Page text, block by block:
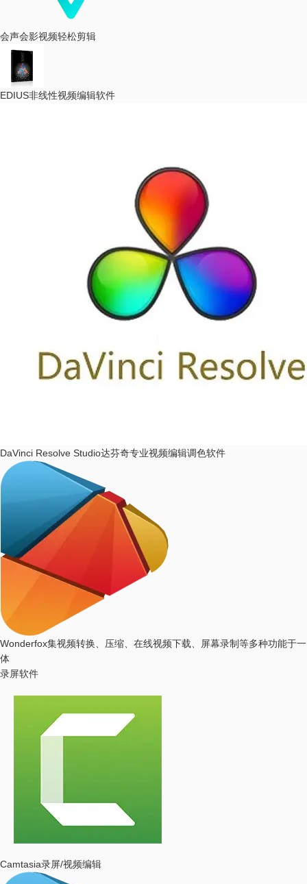
会声会影视频轻松剪辑
EDIUS非线性视频编辑软件
DaVinci Resolve Studio达芬奇专业视频编辑调色软件
Wonderfox集视频转换、压缩、在线视频下载、屏幕录制等多种功能于一
体
录屏软件
Camtasia录屏/视频编辑